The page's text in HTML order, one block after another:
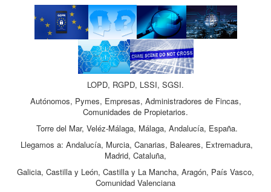
LOPD, RGPD, LSSI, SGSI.
Autónomos, Pymes, Empresas, Administradores de Fincas,
Comunidades de Propietarios.
Torre del Mar, Veléz-Málaga, Málaga, Andalucía, España.
Llegamos a: Andalucía, Murcia, Canarias, Baleares, Extremadura,
Madrid, Cataluña,
Galicia, Castilla y León, Castilla y La Mancha, Aragón, País Vasco,
Comunidad Valenciana